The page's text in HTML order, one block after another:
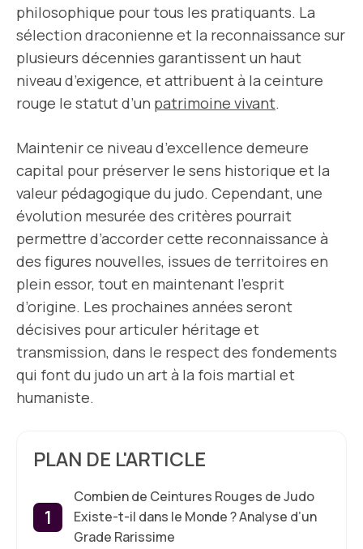
philosophique pour tous les pratiquants. La
sélection draconienne et la reconnaissance sur
plusieurs décennies garantissent un haut
niveau d’exigence, et attribuent à la ceinture
rouge le statut d’un patrimoine vivant.
Maintenir ce niveau d’excellence demeure
capital pour préserver le sens historique et la
valeur pédagogique du judo. Cependant, une
évolution mesurée des critères pourrait
permettre d’accorder cette reconnaissance à
des figures nouvelles, issues de territoires en
plein essor, tout en maintenant l’esprit
d’origine. Les prochaines années seront
décisives pour articuler héritage et
transmission, dans le respect des fondements
qui font du judo un art à la fois martial et
humaniste.
PLAN DE L'ARTICLE
Combien de Ceintures Rouges de Judo
Existe-t-il dans le Monde ? Analyse d’un
Grade Rarissime